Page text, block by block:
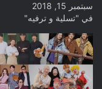
سبتمبر 15, 2018
في "تسلية و ترفيه"